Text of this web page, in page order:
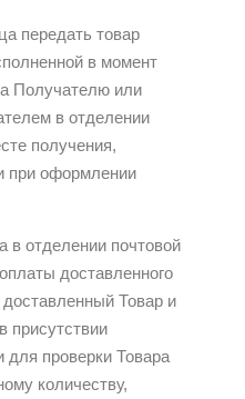
передать товар
в момент
Получателю или
в отделении
получения,
при оформлении
в отделении почтовой
доставленного
Товар и
присутствии
для проверки Товара
количеству,